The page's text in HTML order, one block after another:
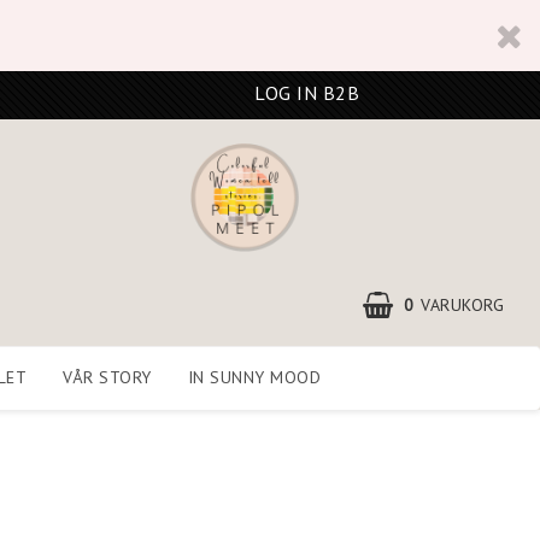
LOG IN B2B
0 VARUKORG
VÅR STORY IN SUNNY MOOD